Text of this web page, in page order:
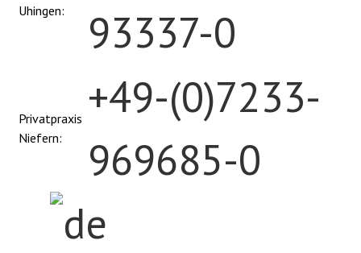
Uhingen:
93337-0
Privatpraxis
Niefern:
+49-(0)7233-
969685-0